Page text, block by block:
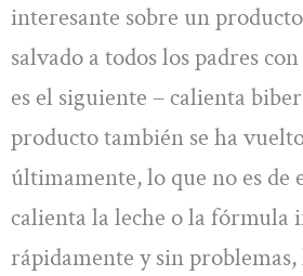
interesante sobre un
salvado a todos los padres
es el siguiente – calienta
producto también se ha
últimamente, lo que no es de
calienta la leche o la fórmula
rápidamente y sin